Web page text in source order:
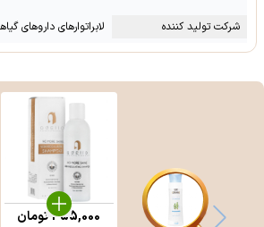
شرکت تولید کننده لابراتوارهای داروهای
455,000تومان